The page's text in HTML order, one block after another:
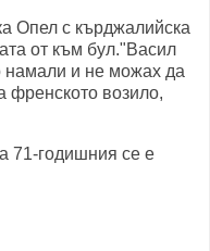
Опел с кърджалийска
от към бул."Васил
намали и не можах да
френското возило,
71-годишния се е